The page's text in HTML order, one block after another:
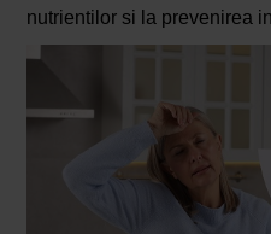
nutrientilor si la prevenirea